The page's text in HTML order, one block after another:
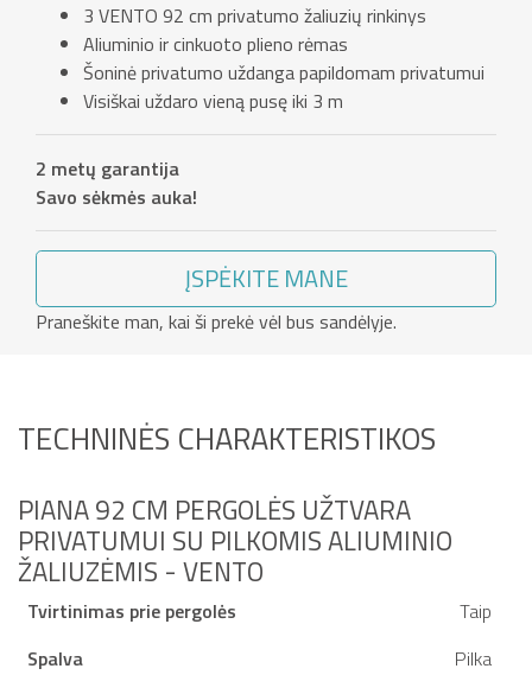
3 VENTO 92 cm privatumo žaliuzių rinkinys
Aliuminio ir cinkuoto plieno rėmas
Šoninė privatumo uždanga papildomam privatumui
Visiškai uždaro vieną pusę iki 3 m
2 metų garantija
Savo sėkmės auka!
ĮSPĖKITE MANE
Praneškite man, kai ši prekė vėl bus sandėlyje.
TECHNINĖS CHARAKTERISTIKOS
PIANA 92 CM PERGOLĖS UŽTVARA
PRIVATUMUI SU PILKOMIS ALIUMINIO
ŽALIUZĖMIS - VENTO
Tvirtinimas prie pergolės
Taip
Spalva
Pilka